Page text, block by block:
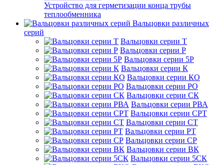
Устройство для герметизации конца трубы
теплообменника
Вальцовки различных
серий
Вальцовки серии Т
Вальцовки серии Р
Вальцовки серии 5Р
Вальцовки серии К
Вальцовки серии КО
Вальцовки серии РО
Вальцовки серии СК
Вальцовки серии РВА
Вальцовки серии СРТ
Вальцовки серии СТ
Вальцовки серии РТ
Вальцовки серии СР
Вальцовки серии ВК
Вальцовки серии 5СК